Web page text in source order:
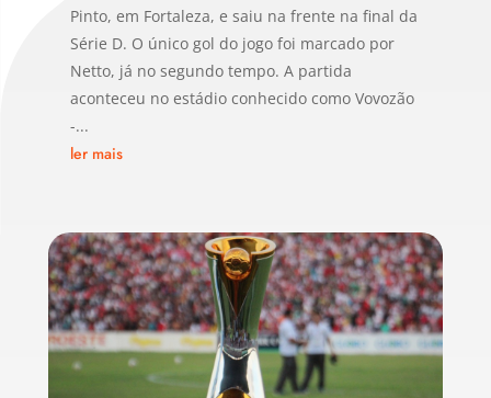
Pinto, em Fortaleza, e saiu na frente na final da
Série D. O único gol do jogo foi marcado por
Netto, já no segundo tempo. A partida
aconteceu no estádio conhecido como Vovozão
-...
ler mais